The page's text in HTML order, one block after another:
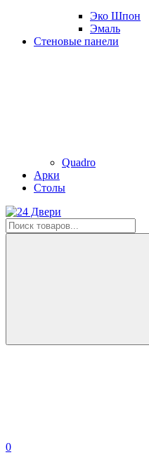
Эко Шпон
Эмаль
Стеновые панели
Quadro
Арки
Столы
0